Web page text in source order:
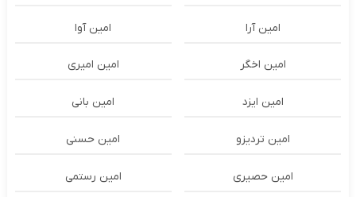
امین آرا امین آوا
امین اخگر امین امیری
امین ایزد امین بانی
امین تردیزو امین حسنی
امین حصیری امین رستمی